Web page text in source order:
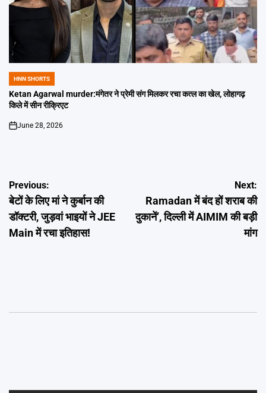
POSTED
IN
HNN SHORTS
Ketan Agarwal murder:मंगेतर ने प्रेमी संग मिलकर रचा कत्ल का खेल, लोहागढ़
किले में सीन रीक्रिएट
on
June 28, 2026
Post
navigation
Previous:
बेटों के लिए मां ने कुर्बान की
डॉक्टरी, जुड़वां भाइयों ने JEE
Main में रचा इतिहास!
Next:
Ramadan में बंद हों शराब की
दुकानें’, दिल्ली में AIMIM की बड़ी
मांग